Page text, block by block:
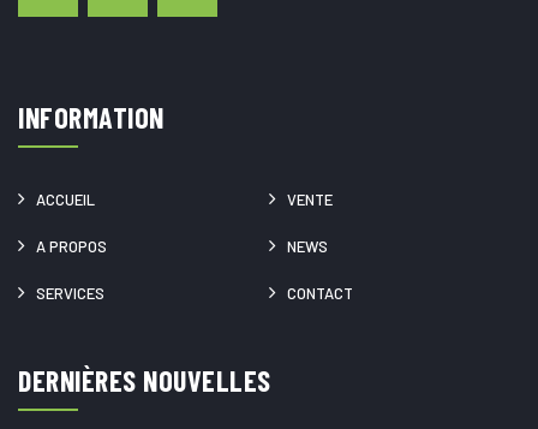
INFORMATION
ACCUEIL VENTE
A PROPOS NEWS
SERVICES CONTACT
DERNIÈRES NOUVELLES